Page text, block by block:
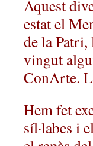
Aquest
estat el
de la
vingut
ConArte.
Hem fet
síl·labes i